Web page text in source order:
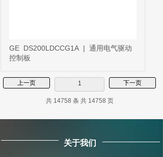
GE DS200LDCCG1A | 通用电气驱动
控制板
上一页 1 下一页
共 14758 条 共 14758 页
关于我们